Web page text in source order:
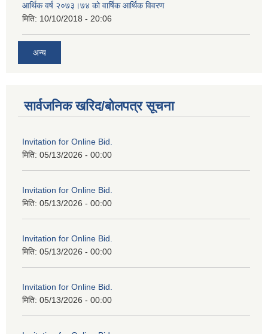
आर्थिक वर्ष २०७३।७४ को वार्षिक आर्थिक विवरण
मिति: 10/10/2018 - 20:06
अन्य
सार्वजनिक खरिद/बोलपत्र सूचना
Invitation for Online Bid.
मिति: 05/13/2026 - 00:00
Invitation for Online Bid.
मिति: 05/13/2026 - 00:00
Invitation for Online Bid.
मिति: 05/13/2026 - 00:00
Invitation for Online Bid.
मिति: 05/13/2026 - 00:00